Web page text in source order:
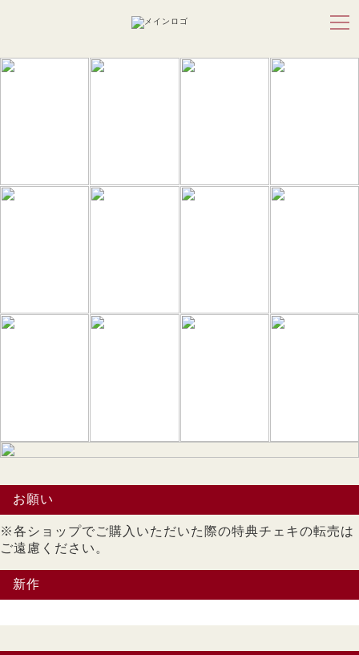
お願い
※各ショップでご購入いただいた際の特典チェキの転売は
ご遠慮ください。
新作